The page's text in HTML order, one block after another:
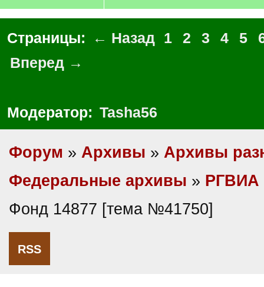
Страницы: ← Назад 1 2 3 4 5
Вперед →
Модератор: Tasha56
Форум » Архивы » Архивы
Федеральные архивы » РГВИА
Фонд 14877 [тема №41750]
RSS